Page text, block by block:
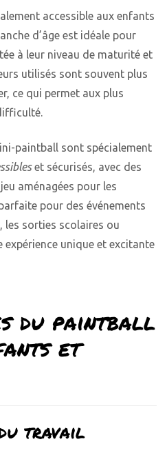
accessible aux enfants
d’âge est idéale pour
à leur niveau de maturité et
utilisés sont souvent plus
ce qui permet aux plus
paintball sont spécialement
et sécurisés, avec des
aménagées pour les
pour des événements
, les sorties scolaires ou
unique et excitante
du paintball
et
travail